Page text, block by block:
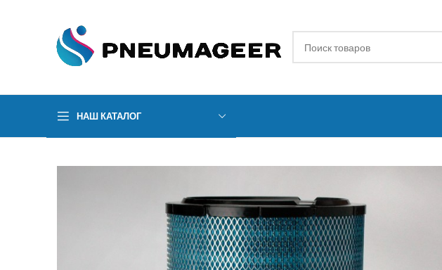
НАШ КАТАЛОГ